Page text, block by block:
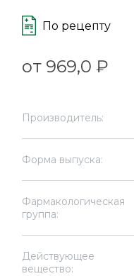
По рецепту
от 969,0 ₽
Производитель:
Форма выпуска:
Фармакологическая
группа:
Действующее
вещество: